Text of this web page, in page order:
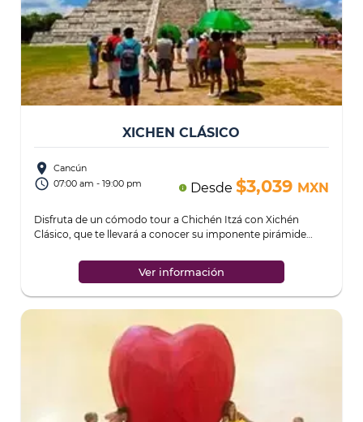
XICHEN CLÁSICO
place Cancún
access_time 07:00 am - 19:00 pm info Desde $3,039 MXN
Disfruta de un cómodo tour a Chichén Itzá con Xichén
Clásico, que te llevará a conocer su imponente pirámide
Ver información